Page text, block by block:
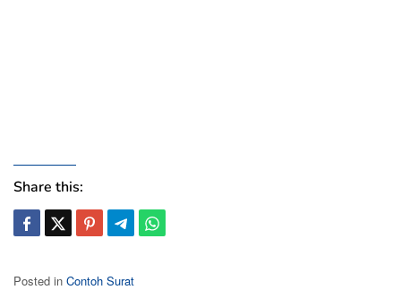
Share this:
Posted in Contoh Surat